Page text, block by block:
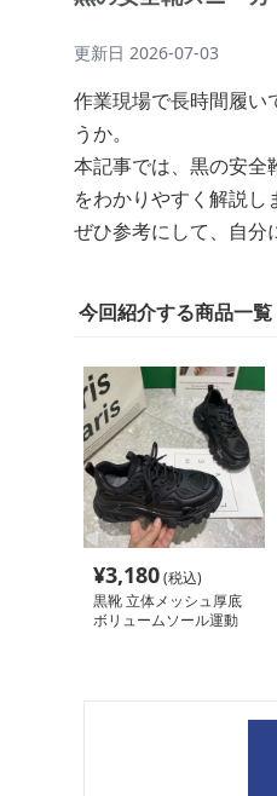
更新日 2026-07-03
作業現場で長時間履い
うか。
本記事では、黒の安全
をわかりやすく解説し
ぜひ参考にして、自分
今回紹介する商品一覧
¥3,180(税込)
黒靴 立体メッシュ厚底
ボリュームソール運動